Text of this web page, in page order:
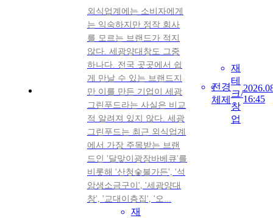
외식업계에는 소비자에게
는 익숙하지만 정작 회사
를 모르는 브랜드가 적지
않다. 세광양대창도 그중
하나다. 전국 곳곳에서 쉽
게 만날 수 있는 브랜드지
만 이를 만든 기업이 세광
그린푸드라는 사실은 비교
적 알려져 있지 않다. 세광
그린푸드는 최근 외식업계
에서 가장 주목받는 브랜
드인 '달맞이광장바베큐'를
비롯해 '산청숯불가든', '석
암생소금구이', '세광양대
창', '교대이층집', '오...
재
전
체
경
제
재
테
크/
창
업
16:45